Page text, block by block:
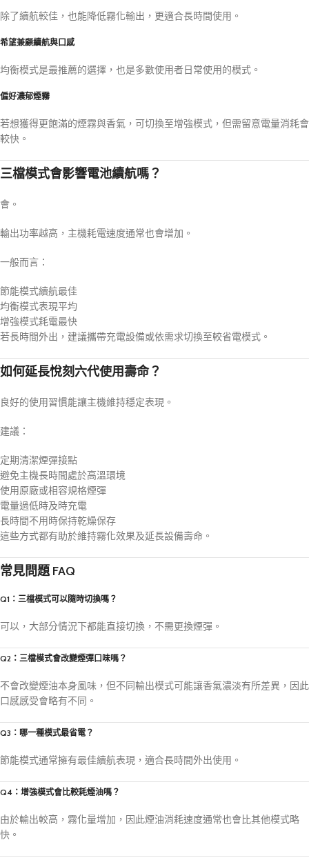
除了續航較佳，也能降低霧化輸出，更適合長時間使用。
希望兼顧續航與口感
均衡模式是最推薦的選擇，也是多數使用者日常使用的模式。
偏好濃郁煙霧
若想獲得更飽滿的煙霧與香氣，可切換至增強模式，但需留意電量消耗會
較快。
三檔模式會影響電池續航嗎？
會。
輸出功率越高，主機耗電速度通常也會增加。
一般而言：
節能模式續航最佳
均衡模式表現平均
增強模式耗電最快
若長時間外出，建議攜帶充電設備或依需求切換至較省電模式。
如何延長悅刻六代使用壽命？
良好的使用習慣能讓主機維持穩定表現。
建議：
定期清潔煙彈接點
避免主機長時間處於高溫環境
使用原廠或相容規格煙彈
電量過低時及時充電
長時間不用時保持乾燥保存
這些方式都有助於維持霧化效果及延長設備壽命。
常見問題 FAQ
Q1：三檔模式可以隨時切換嗎？
可以，大部分情況下都能直接切換，不需更換煙彈。
Q2：三檔模式會改變煙彈口味嗎？
不會改變煙油本身風味，但不同輸出模式可能讓香氣濃淡有所差異，因此
口感感受會略有不同。
Q3：哪一種模式最省電？
節能模式通常擁有最佳續航表現，適合長時間外出使用。
Q4：增強模式會比較耗煙油嗎？
由於輸出較高，霧化量增加，因此煙油消耗速度通常也會比其他模式略
快。